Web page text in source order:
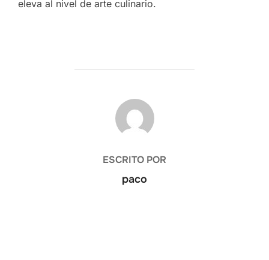
eleva al nivel de arte culinario.
AUTOR DE LA ENTRADA
ESCRITO POR
paco